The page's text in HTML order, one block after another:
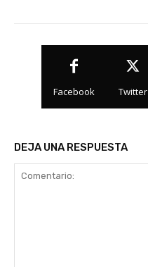
Facebook Twitter
DEJA UNA RESPUESTA